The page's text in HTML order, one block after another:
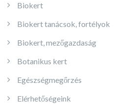
Biokert
Biokert tanácsok, fortélyok
Biokert, mezőgazdaság
Botanikus kert
Egészségmegőrzés
Elérhetőségeink